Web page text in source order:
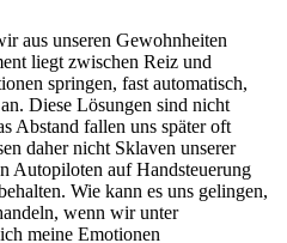
aus unseren Gewohnheiten
liegt zwischen Reiz und
springen, fast automatisch,
Diese Lösungen sind nicht
Abstand fallen uns später oft
daher nicht Sklaven unserer
Autopiloten auf Handsteuerung
Wie kann es uns gelingen,
wenn wir unter
meine Emotionen